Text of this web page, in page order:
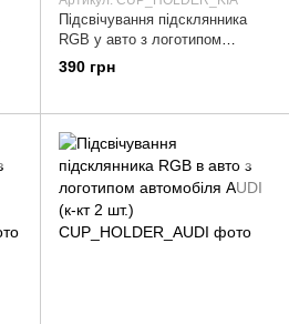
Підсвічування підсклянника
RGB у авто з логотипом
автомобіля KIA (к-кт 2шт.)
390 грн